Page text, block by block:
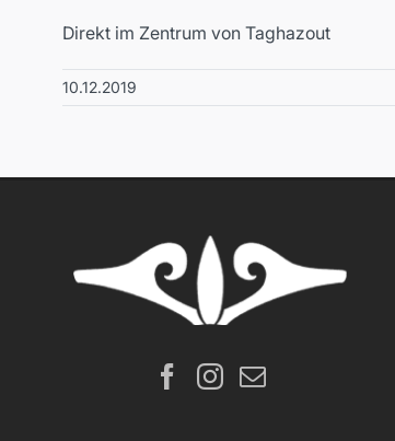
Direkt im Zentrum von Taghazout
10.12.2019